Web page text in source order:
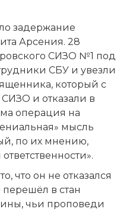
задержание
Арсения. 28
СИЗО №1 под
СБУ и увезли
который с
и отказали в
операция на
мысль
по их мнению,
что он не отказался
в стан
чьи проповеди